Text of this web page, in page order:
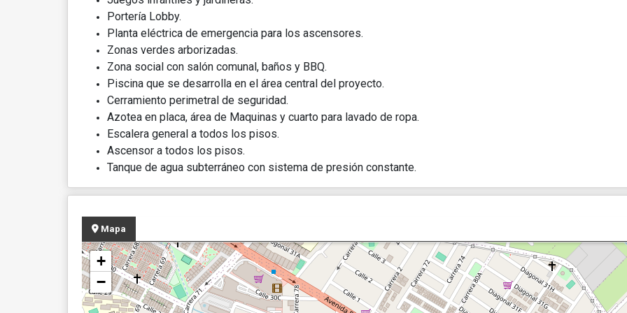
Portería Lobby.
Planta eléctrica de emergencia para los ascensores.
Zonas verdes arborizadas.
Zona social con salón comunal, baños y BBQ.
Piscina que se desarrolla en el área central del proyecto.
Cerramiento perimetral de seguridad.
Azotea en placa, área de Maquinas y cuarto para lavado de ropa.
Escalera general a todos los pisos.
Ascensor a todos los pisos.
Tanque de agua subterráneo con sistema de presión constante.
Mapa
+
−